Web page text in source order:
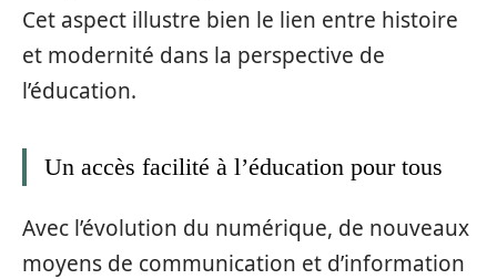
Cet aspect illustre bien le lien entre histoire
et modernité dans la perspective de
l’éducation.
Un accès facilité à l’éducation pour tous
Avec l’évolution du numérique, de nouveaux
moyens de communication et d’information